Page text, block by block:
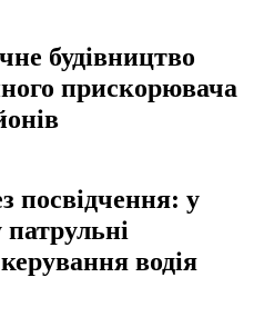
будівництво
прискорювача
посвідчення: у
водія